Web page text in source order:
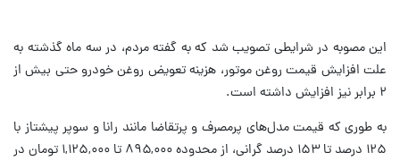
این مصوبه در شرایطی تصویب شد که به گفته مردم، در سه ماه گذشته به
علت افزایش قیمت روغن موتور، هزینه تعویض روغن خودرو حتی بیش از
۲ برابر نیز افزایش داشته است.
به طوری که قیمت مدل‌های پرمصرف و پرتقاضا مانند رانا و سوپر پیشتاز با
۱۲۵ درصد تا ۱۵۳ درصد گرانی، از محدوده ۸۹۵,۰۰۰ تا ۱,۱۲۵,۰۰۰ تومان در